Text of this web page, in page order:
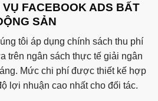
FACEBOOK ADS BẤT
SẢN
tôi áp dụng chính sách thu phí
trên ngân sách thực tế giải ngân
Mức chi phí được thiết kế hợp
lợi nhuận cao nhất cho đối tác.